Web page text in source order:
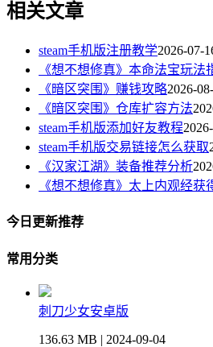
相关文章
steam手机版注册教学2026-07-
《想不想修真》本命法宝玩法
《暗区突围》赚钱攻略2026-
《暗区突围》仓库扩容方法
steam手机版添加好友教程
steam手机版交易链接怎么获取
《汉家江湖》装备推荐分析
《想不想修真》太上内观经获
今日更新推荐
常用分类
刺刀少女安卓版
136.63 MB | 2024-09-04